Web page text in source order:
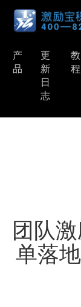
产
品
更
新
日
志
教
程
团队
单落